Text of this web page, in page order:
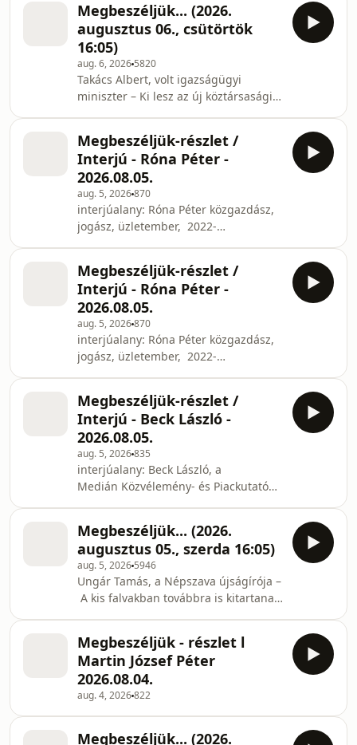
Megbeszéljük... (2026.
augusztus 06., csütörtök
16:05)
aug. 6, 2026 5820
Takács Albert, volt igazságügyi
miniszter – Ki lesz az új köztársasági
Kik tudták felvenni a tempót a
kormányban a kormányfővel?
Megbeszéljük-részlet /
Interjú - Róna Péter -
2026.08.05.
aug. 5, 2026870
interjúalany: Róna Péter közgazdász,
jogász, üzletember, 2022-
köztársaságielnök-jelötje téma: az
Orbán-rendszer megdöntése után
Baka András, a Legfelsőbb Bíróság
egykori elnöke a legalkalmasabb
köztársasági elnöknek? riporter:
Bolgár György
Megbeszéljük-részlet /
Interjú - Róna Péter -
2026.08.05.
aug. 5, 2026870
interjúalany: Róna Péter közgazdász,
jogász, üzletember, 2022-
köztársaságielnök-jelötje téma: az
Orbán-rendszer megdöntése után
Baka András, a Legfelsőbb Bíróság
egykori elnöke a legalkalmasabb
köztársasági elnöknek? riporter:
Bolgár György
Megbeszéljük-részlet /
Interjú - Beck László -
2026.08.05.
aug. 5, 2026835
interjúalany: Beck László, a
Medián Közvélemény- és Piackutató
riporter: Bolgár György
Megbeszéljük... (2026.
augusztus 05., szerda 16:05)
aug. 5, 2026 5946
Ungár Tamás, a Népszava újságírója –
A kis falvakban továbbra is kitartanak
Klubrádió az ötödik leghallgatottabb
rádió az országban Róna Péter
közgazdász, egyetemi tanár – Baka
Andrással találkozott Magyar Péter
Megbeszéljük - részlet l
Martin József Péter
2026.08.04.
aug. 4, 2026822
Megbeszéljük... (2026.